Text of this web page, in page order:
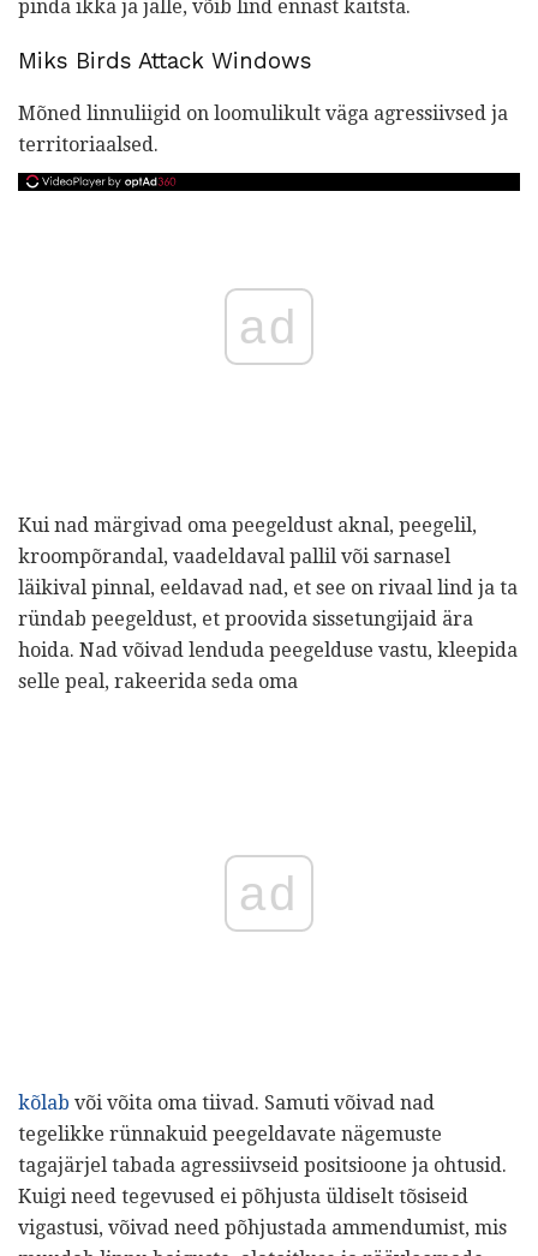
pinda ikka ja jälle, võib lind ennast kaitsta.
Miks Birds Attack Windows
Mõned linnuliigid on loomulikult väga agressiivsed ja
territoriaalsed.
ad
Kui nad märgivad oma peegeldust aknal, peegelil,
kroompõrandal, vaadeldaval pallil või sarnasel
läikival pinnal, eeldavad nad, et see on rivaal lind ja ta
ründab peegeldust, et proovida sissetungijaid ära
hoida. Nad võivad lenduda peegelduse vastu, kleepida
selle peal, rakeerida seda oma
ad
kõlab või võita oma tiivad. Samuti võivad nad
tegelikke rünnakuid peegeldavate nägemuste
tagajärjel tabada agressiivseid positsioone ja ohtusid.
Kuigi need tegevused ei põhjusta üldiselt tõsiseid
vigastusi, võivad need põhjustada ammendumist, mis